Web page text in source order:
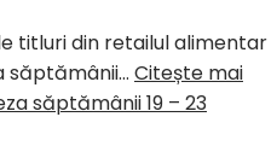
titluri din retailul alimentar
săptămânii… Citește mai
săptămânii 19 – 23